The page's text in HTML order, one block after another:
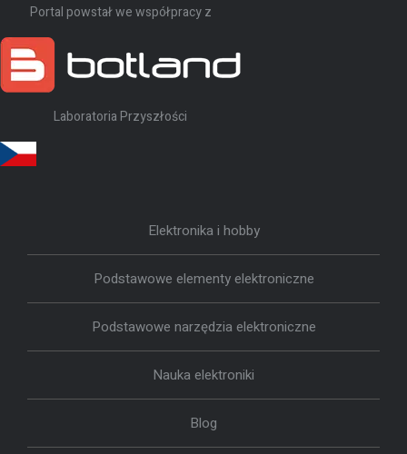
Portal powstał we współpracy z
Laboratoria Przyszłości
Elektronika i hobby
Podstawowe elementy elektroniczne
Podstawowe narzędzia elektroniczne
Nauka elektroniki
Blog